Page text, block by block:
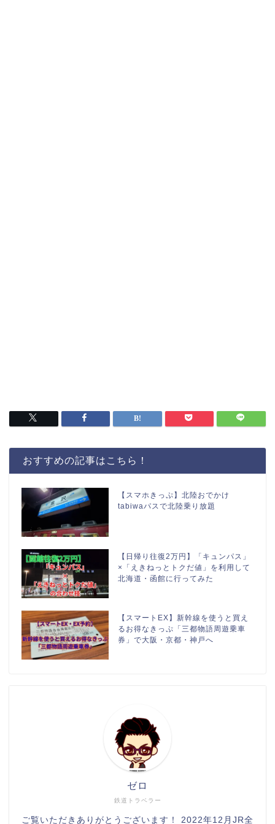
おすすめの記事はこちら！
【スマホきっぷ】北陸おでかけ
tabiwaパスで北陸乗り放題
【日帰り往復2万円】「キュンパス」
×「えきねっとトクだ値」を利用して
北海道・函館に行ってみた
【スマートEX】新幹線を使うと買え
るお得なきっぷ「三都物語周遊乗車
券」で大阪・京都・神戸へ
鉄道トラベラー
ゼロ
ご覧いただきありがとうございます！ 2022年12月JR全